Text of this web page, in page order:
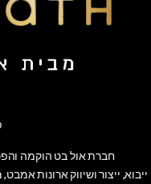
חברת אול בט הוקמה
ייבוא, ייצור ושיווק ארונות אמבט, מקלחונים,